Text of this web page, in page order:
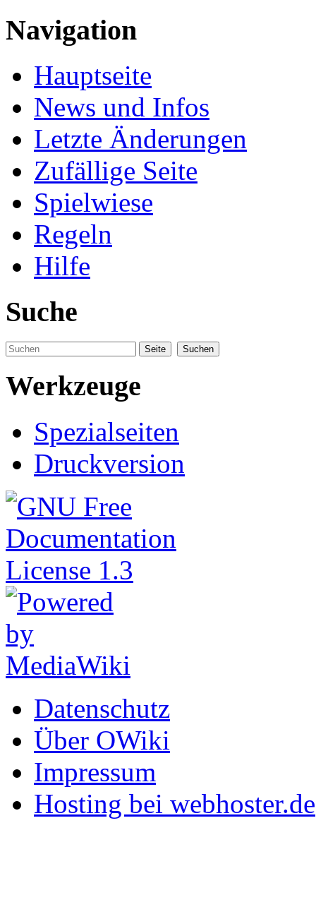
Navigation
Hauptseite
News und Infos
Letzte Änderungen
Zufällige Seite
Spielwiese
Regeln
Hilfe
Suche
Werkzeuge
Spezialseiten
Druckversion
Datenschutz
Über OWiki
Impressum
Hosting bei webhoster.de